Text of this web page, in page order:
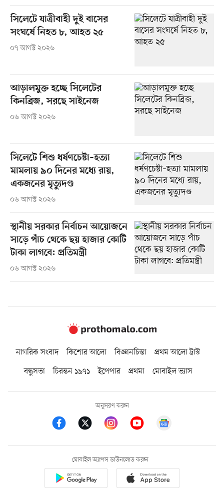
সিলেটে যাত্রীবাহী দুই বাসের
সংঘর্ষে নিহত ৮, আহত ২৫
০৭ আগস্ট ২০২৬
আড়ালমুক্ত হচ্ছে সিলেটের
কিনব্রিজ, সরছে সাইনেজ
০৬ আগস্ট ২০২৬
সিলেটে শিশু ধর্ষণচেষ্টা–হত্যা
মামলায় ৯০ দিনের মধ্যে রায়,
একজনের মৃত্যুদণ্ড
০৬ আগস্ট ২০২৬
স্থানীয় সরকার নির্বাচন আয়োজনে
সাড়ে পাঁচ থেকে ছয় হাজার কোটি
টাকা লাগবে: প্রতিমন্ত্রী
০৬ আগস্ট ২০২৬
নাগরিক সংবাদ কিশোর আলো বিজ্ঞানচিন্তা
প্রথম আলো ট্রাস্ট
বন্ধুসভা
চিরন্তন ১৯৭১ ইপেপার প্রথমা মোবাইল ভ্যাস
অনুসরণ করুন
মোবাইল অ্যাপস ডাউনলোড করুন